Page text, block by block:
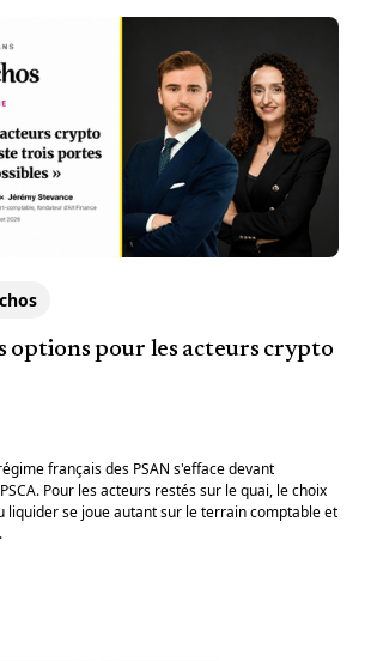
options pour les acteurs crypto
français des PSAN s'efface devant
Pour les acteurs restés sur le quai, le choix
liquider se joue autant sur le terrain comptable et